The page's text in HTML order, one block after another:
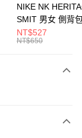
NIKE NK
SMIT 男女 側背
BA5871010
NT$527
NT$650